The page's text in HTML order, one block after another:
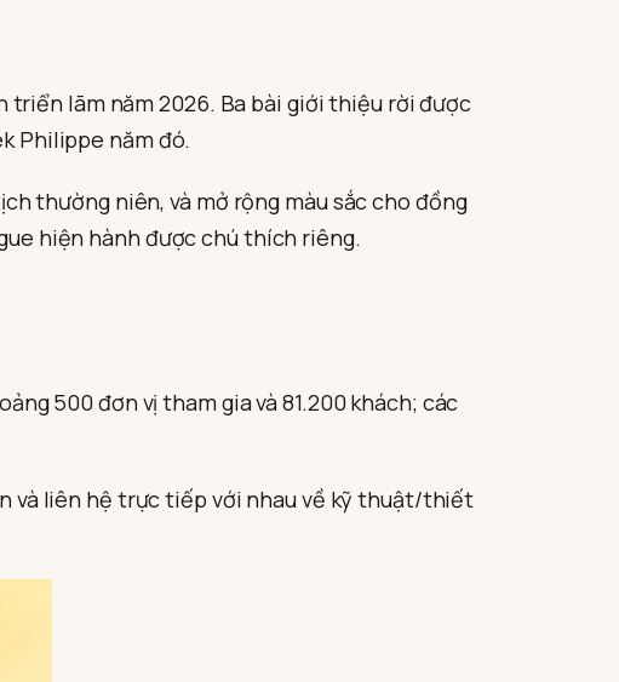
triển lãm năm 2026. Ba bài giới thiệu rời được
Philippe năm đó.
thường niên, và mở rộng màu sắc cho đồng
hiện hành được chú thích riêng.
500 đơn vị tham gia và 81.200 khách; các
và liên hệ trực tiếp với nhau về kỹ thuật/thiết